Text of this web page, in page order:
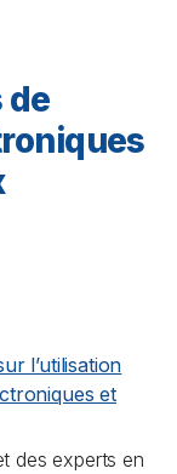
de
l’utilisation
et
des experts en